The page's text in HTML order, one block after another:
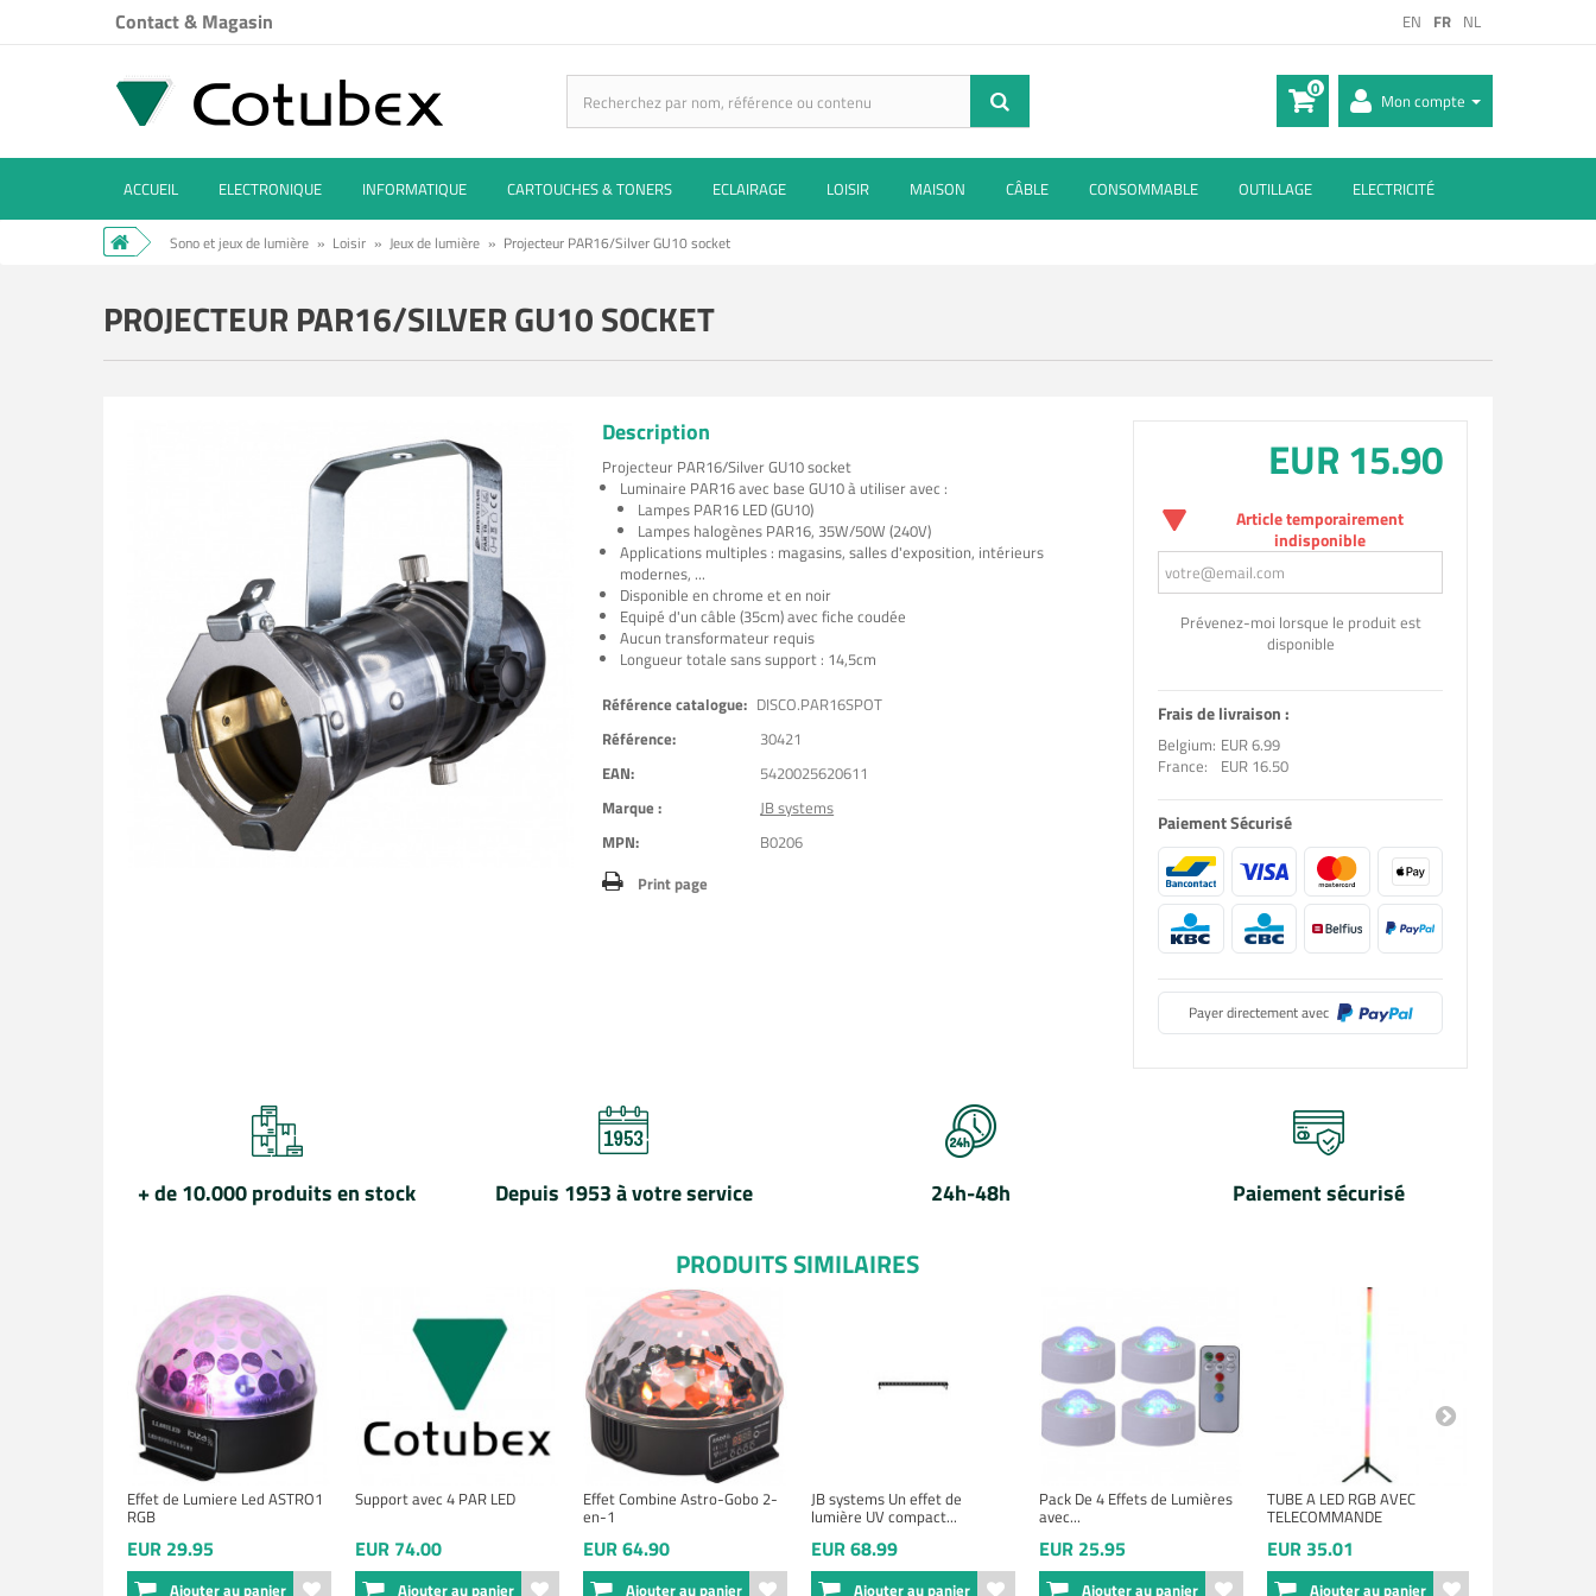
EN FR NL
Contact & Magasin
Mon compte
0
ACCUEIL ELECTRONIQUE INFORMATIQUE CARTOUCHES & TONERS ECLAIRAGE LOISIR MAISON CÂBLE CONSOMMABLE OUTILLAGE ELECTRICITÉ
Sono et jeux de lumière » Loisir » Jeux de lumière » Projecteur PAR16/Silver GU10 socket
PROJECTEUR PAR16/SILVER GU10 SOCKET
Description
Projecteur PAR16/Silver GU10 socket
Luminaire PAR16 avec base GU10 à utiliser avec :
Lampes PAR16 LED (GU10)
Lampes halogènes PAR16, 35W/50W (240V)
Applications multiples : magasins, salles d'exposition, intérieurs
modernes, ...
Disponible en chrome et en noir
Equipé d'un câble (35cm) avec fiche coudée
Aucun transformateur requis
Longueur totale sans support : 14,5cm
Référence catalogue: DISCO.PAR16SPOT
Référence:
30421
EAN:
5420025620611
Marque :
JB systems
MPN:
B0206
Print page
EUR 15.90
Article temporairement
indisponible
Prévenez-moi lorsque le produit est
disponible
Frais de livraison :
Belgium: EUR 6.99
France:
EUR 16.50
Paiement Sécurisé
+ de 10.000 produits en stock Depuis 1953 à votre service 24h-48h Paiement sécurisé
PRODUITS SIMILAIRES
Effet de Lumiere Led ASTRO1
RGB
EUR 29.95
Ajouter au panier
Support avec 4 PAR LED
EUR 74.00
Ajouter au panier
Effet Combine Astro-Gobo 2-
en-1
EUR 64.90
Ajouter au panier
JB systems Un effet de
lumière UV compact...
EUR 68.99
Ajouter au panier
Pack De 4 Effets de Lumières
avec...
EUR 25.95
Ajouter au panier
TUBE A LED RGB AVEC
TELECOMMANDE
EUR 35.01
Ajouter au panier